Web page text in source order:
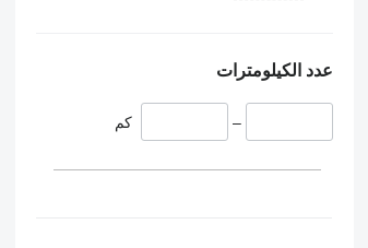
عدد الكيلومترات
– كم